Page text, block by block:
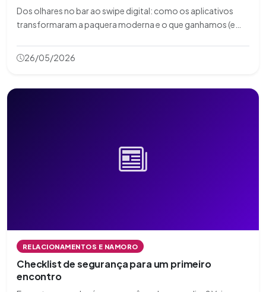
Dos olhares no bar ao swipe digital: como os aplicativos
transformaram a paquera moderna e o que ganhamos (e
26/05/2026
RELACIONAMENTOS E NAMORO
Checklist de segurança para um primeiro
encontro